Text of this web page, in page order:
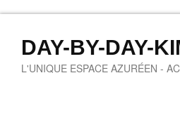
DAY-BY-DAY-
L'UNIQUE ESPACE AZURÉEN -